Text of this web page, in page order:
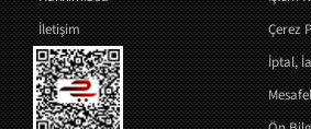
İletişim
Çerez
İptal,